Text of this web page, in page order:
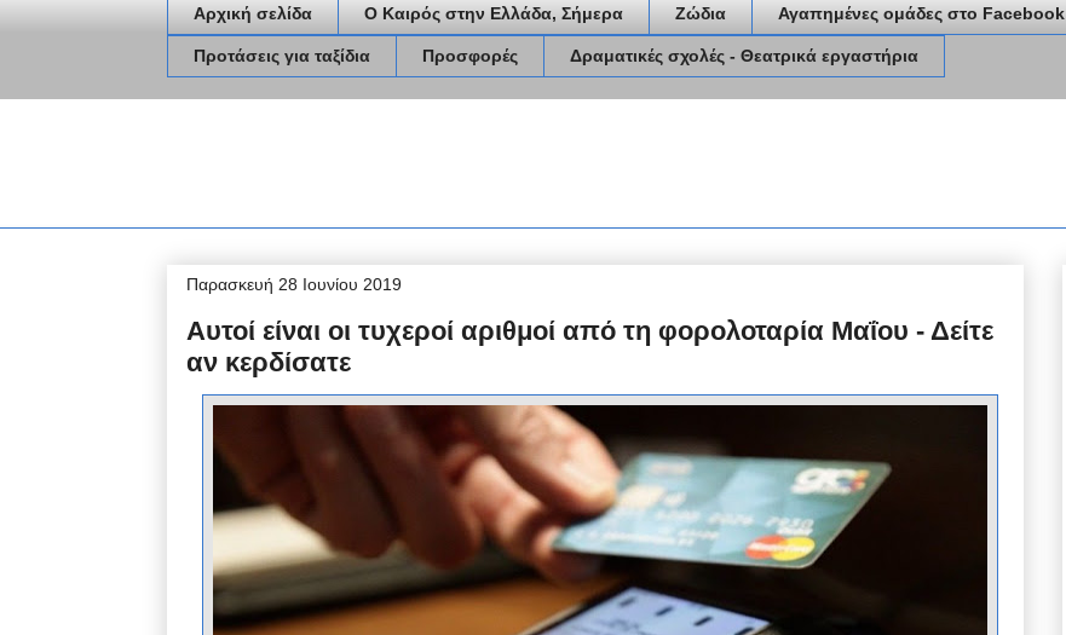
Αρχική σελίδα Ο Καιρός στην Ελλάδα, Σήμερα Ζώδια Αγαπημένες ομάδες στο Facebook
Προτάσεις για ταξίδια Προσφορές Δραματικές σχολές - Θεατρικά εργαστήρια
Παρασκευή 28 Ιουνίου 2019
Αυτοί είναι οι τυχεροί αριθμοί από τη φορολοταρία Μαΐου - Δείτε
αν κερδίσατε